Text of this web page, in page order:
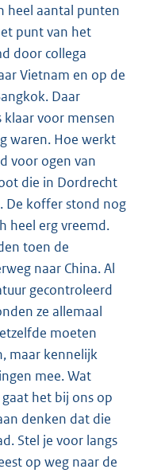
heel aantal punten
punt van het
door collega
Vietnam en op de
Daar
voor mensen
waren. Hoe werkt
voor ogen van
die in Dordrecht
De koffer stond nog
heel erg vreemd.
toen de
naar China. Al
gecontroleerd
ze allemaal
moeten
maar kennelijk
mee. Wat
het bij ons op
denken dat die
Stel je voor langs
op weg naar de